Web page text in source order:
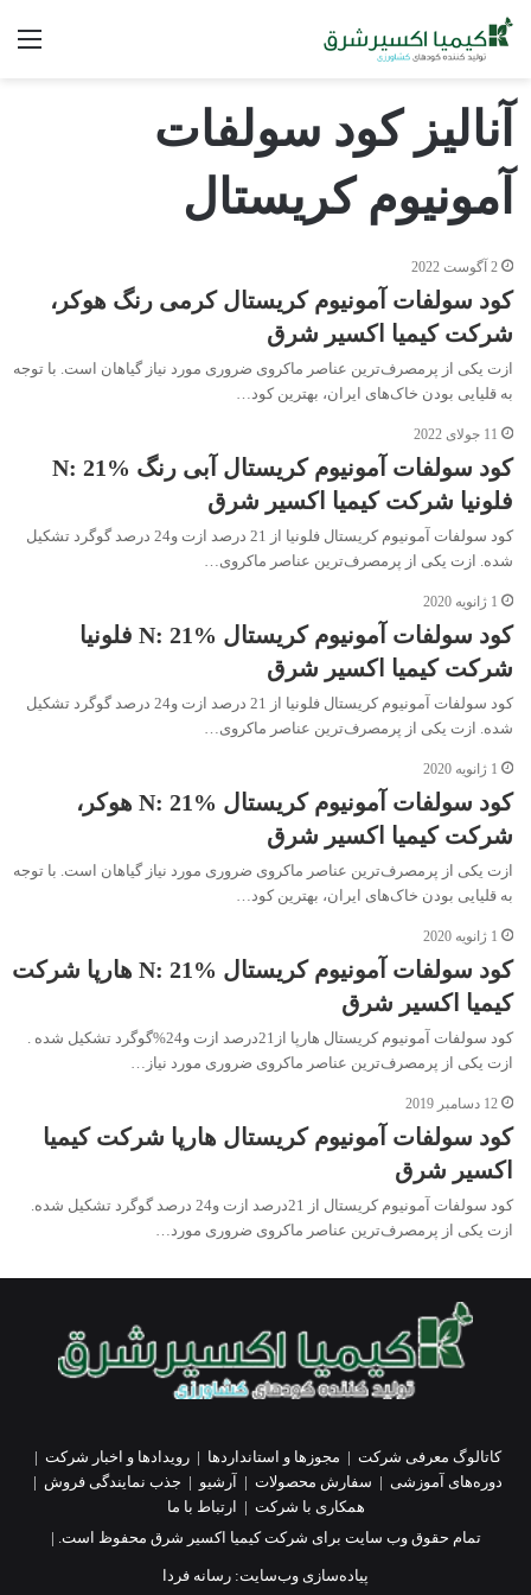
آنالیز کود سولفات
آمونیوم کریستال
2 آگوست 2022
کود سولفات آمونیوم کریستال کرمی رنگ هوکر،
شرکت کیمیا اکسیر شرق
ازت یکی از پرمصرف‌ترین عناصر ماکروی ضروری مورد نیاز گیاهان است. با توجه
به قلیایی بودن خاک‌های ایران، بهترین کود…
11 جولای 2022
کود سولفات آمونیوم کریستال آبی رنگ N: 21%
فلونیا شرکت کیمیا اکسیر شرق
کود سولفات آمونیوم کریستال فلونیا از 21 درصد ازت و24 درصد گوگرد تشکیل
شده. ازت یکی از پرمصرف‌ترین عناصر ماکروی…
1 ژانویه 2020
کود سولفات آمونیوم کریستال N: 21% فلونیا
شرکت کیمیا اکسیر شرق
کود سولفات آمونیوم کریستال فلونیا از 21 درصد ازت و24 درصد گوگرد تشکیل
شده. ازت یکی از پرمصرف‌ترین عناصر ماکروی…
1 ژانویه 2020
کود سولفات آمونیوم کریستال N: 21% هوکر،
شرکت کیمیا اکسیر شرق
ازت یکی از پرمصرف‌ترین عناصر ماکروی ضروری مورد نیاز گیاهان است. با توجه
به قلیایی بودن خاک‌های ایران، بهترین کود…
1 ژانویه 2020
کود سولفات آمونیوم کریستال N: 21% هارپا شرکت
کیمیا اکسیر شرق
کود سولفات آمونیوم کریستال هارپا از21درصد ازت و24%گوگرد تشکیل شده .
ازت یکی از پرمصرف‌ترین عناصر ماکروی ضروری مورد نیاز…
12 دسامبر 2019
کود سولفات آمونیوم کریستال هارپا شرکت کیمیا
اکسیر شرق
کود سولفات آمونیوم کریستال از 21درصد ازت و24 درصد گوگرد تشکیل شده.
ازت یکی از پرمصرف‌ترین عناصر ماکروی ضروری مورد…
کاتالوگ معرفی شرکت | مجوزها و استانداردها |رویدادها و اخبار شرکت |
دوره‌های آموزشی | سفارش محصولات | آرشیو | جذب نمایندگی فروش |
همکاری با شرکت |
ارتباط با ما
تمام حقوق وب سایت برای شرکت کیمیا اکسیر شرق محفوظ است. |
پیاده‌سازی وب‌سایت: رسانه فردا